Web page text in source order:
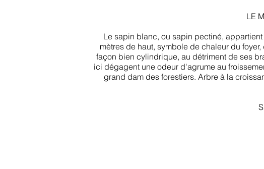
LE
Le sapin blanc, ou sapin pectiné,
mètres de haut, symbole de chaleur du
façon bien cylindrique, au détriment de ses
ici dégagent une odeur d'agrume au
grand dam des forestiers. Arbre à la